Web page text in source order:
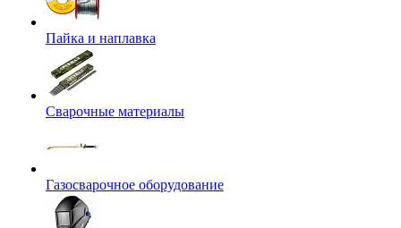
Пайка и наплавка
Сварочные материалы
Газосварочное оборудование